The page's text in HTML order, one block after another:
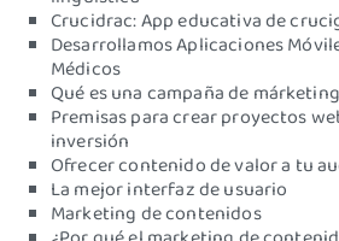
Crucidrac: App educativa de
Desarrollamos Aplicaciones
Médicos
Qué es una campaña de
Premisas para crear proyectos
inversión
Ofrecer contenido de valor a tu
La mejor interfaz de usuario
Marketing de contenidos